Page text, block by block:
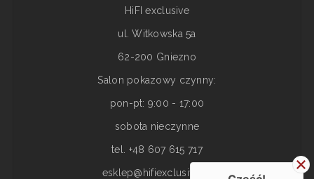
HiFI exclusive
ul. Witkowska 5a
62-200 Gniezno
Salon pokazowy czynny:
pon-pt: 9:00 - 17:00
sobota nieczynne
tel. +48 607 615 717
esklep@hifiexclusive.pl